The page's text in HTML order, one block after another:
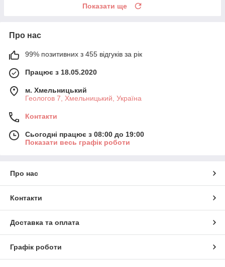
Показати ще
Про нас
99% позитивних з 455 відгуків за рік
Працює з 18.05.2020
м. Хмельницький
Геологов 7, Хмельницький, Україна
Контакти
Сьогодні працює з 08:00 до 19:00
Показати весь графік роботи
Про нас
Контакти
Доставка та оплата
Графік роботи